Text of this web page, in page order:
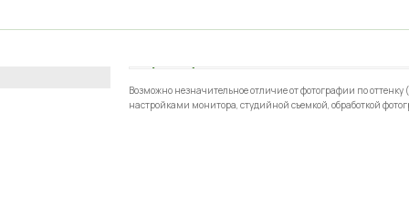
ХИТ ПРОДАЖ
Возможно незначительное отличие от фотографии по
настройками монитора, студийной съемкой, обработкой